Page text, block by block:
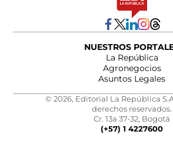
NUESTROS
La República
Agronegocios
Asuntos Legales
© 2026, Editorial La República
derechos reservados.
Cr. 13a 37-32, Bogotá
(+57) 1 4227600